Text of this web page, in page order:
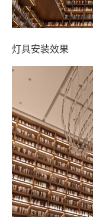
灯具安装效果